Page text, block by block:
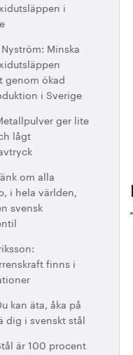
i
Minska
genom ökad
i Sverige
ger lite
lågt
om alla
i hela världen,
svensk
finns i
kan äta, åka på
dig i svenskt stål
är 100 procent